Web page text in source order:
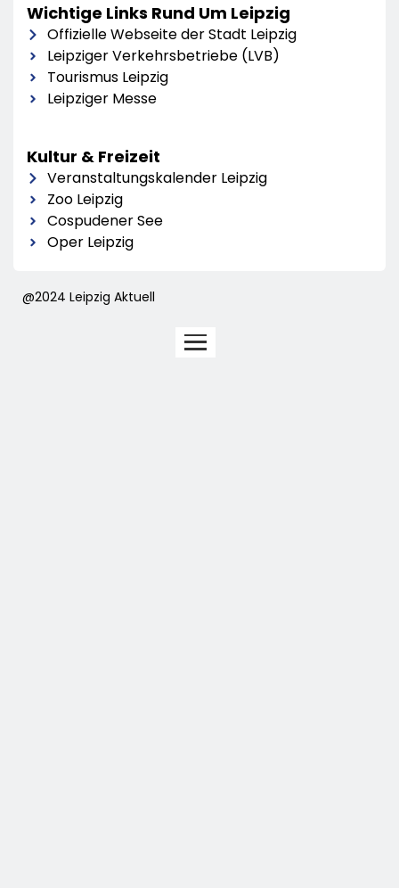
Wichtige Links Rund Um Leipzig
Offizielle Webseite der Stadt Leipzig
Leipziger Verkehrsbetriebe (LVB)
Tourismus Leipzig
Leipziger Messe
Kultur & Freizeit
Veranstaltungskalender Leipzig
Zoo Leipzig
Cospudener See
Oper Leipzig
@2024 Leipzig Aktuell